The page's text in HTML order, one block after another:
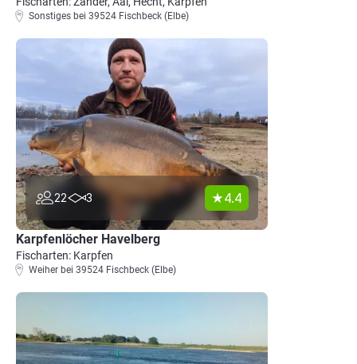
Sonstiges bei 39524 Fischbeck (Elbe)
22 3 4.4
Karpfenlöcher Havelberg
Fischarten: Karpfen
Weiher bei 39524 Fischbeck (Elbe)